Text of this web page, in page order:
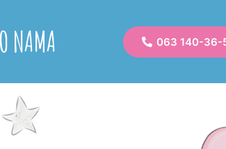
O NAMA 063 140-36-